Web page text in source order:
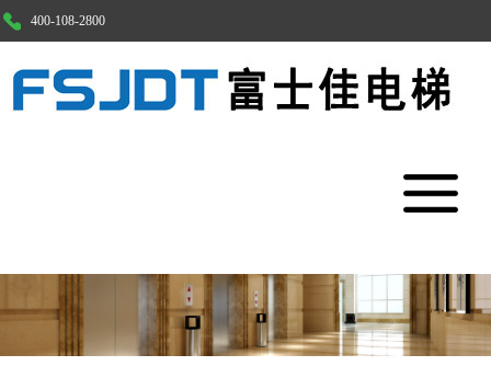
400-108-2800
首页
产品中心
产品中心
乘客电梯
家用电梯